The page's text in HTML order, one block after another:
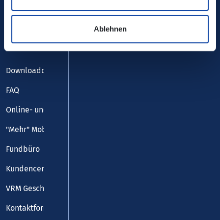
Ablehnen
Service
Downloadcenter
FAQ
Online- und Handy-Tickets
"Mehr" Mobilität
Fundbüro
Kundencenter
VRM Geschäftsstelle
Kontaktformular